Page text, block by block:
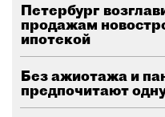
Петербург
продажам
ипотекой
Без ажиотажа и
предпочитают